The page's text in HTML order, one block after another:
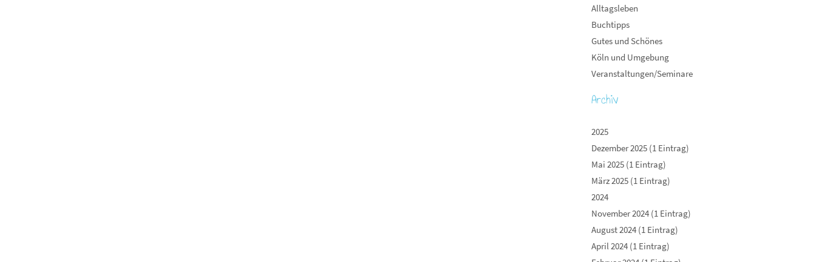
Alltagsleben
Buchtipps
Gutes und Schönes
Köln und Umgebung
Veranstaltungen/Seminare
Archiv
2025
Dezember 2025 (1 Eintrag)
Mai 2025 (1 Eintrag)
März 2025 (1 Eintrag)
2024
November 2024 (1 Eintrag)
August 2024 (1 Eintrag)
April 2024 (1 Eintrag)